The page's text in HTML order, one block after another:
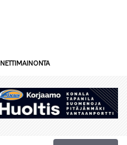
NETTIMAINONTA